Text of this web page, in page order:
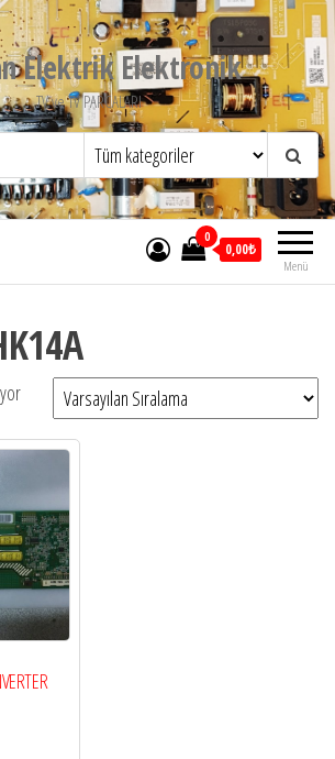
Elektrik Elektronik
TV ve TV PARCALARI
Menü
0
0,00₺